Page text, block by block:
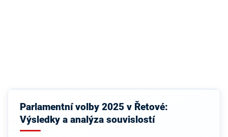
Parlamentní volby 2025 v Řetové:
Výsledky a analýza souvislostí